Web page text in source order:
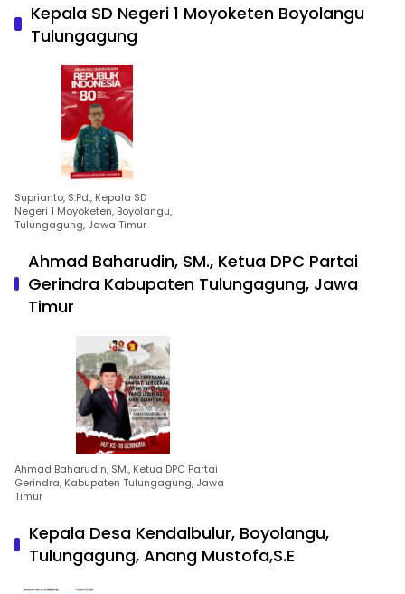
Kepala SD Negeri 1 Moyoketen Boyolangu
Tulungagung
Suprianto, S.Pd., Kepala SD
Negeri 1 Moyoketen, Boyolangu,
Tulungagung, Jawa Timur
Ahmad Baharudin, SM., Ketua DPC Partai
Gerindra Kabupaten Tulungagung, Jawa
Timur
Ahmad Baharudin, SM., Ketua DPC Partai
Gerindra, Kabupaten Tulungagung, Jawa
Timur
Kepala Desa Kendalbulur, Boyolangu,
Tulungagung, Anang Mustofa,S.E